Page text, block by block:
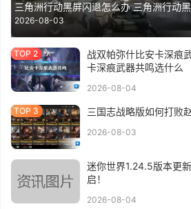
三角洲行动黑屏闪退怎么办 三角洲行动
2026-08-03
战双帕弥什比安卡深痕
卡深痕武器共鸣选什么
2026-08-04
三国志战略版如何打败
2026-08-03
迷你世界1.24.5版本更新报告单 7聚
启！
2026-08-04